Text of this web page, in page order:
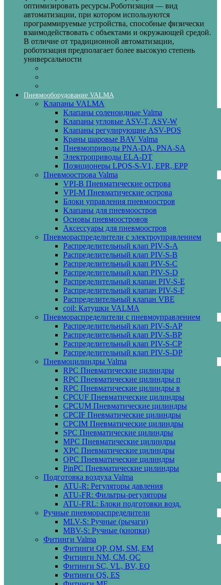
оптимизировать ресурсы.Роботизация — вид
автоматизации, при котором используются
программируемые устройства, способные физически
взаимодействовать с объектами и окружающей средой.
В отличие от традиционной автоматизации,
роботизация предполагает более высокую степень
универсальности
Пневмооборудование VALMA
Клапаны VALMA
Клапаны соленоидные Valma
Клапаны угловые ASV-T, ASV-W
Клапаны регулирующие ASV-POS
Краны шаровые BAV Valma
Пневмоприводы PNA-DA, PNA-SA
Электроприводы ELA-DT
Позиционеры LPOS-S-V1, EPR, EPP
Пневмоострова Valma
VPI-B Пневматические острова
VPI-M Пневматические острова
Блоки управления пневмоостров
Клапаны для пневмоостров
Основы пневмоостровов
Аксессуары для пневмоостров
Пневмораспределители с электроуправлением
Распределительный клап PIV-S-A
Распределительный клап PIV-S-B
Распределительный клап PIV-S-C
Распределительный клап PIV-S-D
Распределительный клапан PIV-S-E
Распределительный клапан PIV-S-F
Распределительный клапан VBE
coil: Катушки VALMA
Пневмораспределители с пневмоуправлением
Распределительный клап PIV-S-AP
Распределительный клап PIV-S-BP
Распределительный клап PIV-S-СP
Распределительный клап PIV-S-DP
Пневмоцилиндры Valma
RPC Пневматические цилиндры
RPC Пневматические цилиндры п
RPC Пневматические цилиндры в
CPCUF Пневматические цилиндры
CPCUM Пневматические цилиндры
CPCIF Пневматические цилиндры
CPCIM Пневматические цилиндры
SPC Пневматические цилиндры
MPC Пневматические цилиндры
XPC Пневматические цилиндры
QPC Пневматические цилиндры
PinPC Пневматические цилиндры
Подготовка воздуха Valma
ATU-R: Регуляторы давления
ATU-FR: Фильтры-регуляторы
ATU-FRL: Блоки подготовки возд.
Ручные пневмораспределители
MLV-S: Ручные (рычаги)
MBV-S: Ручные (кнопки)
Фитинги Valma
Фитинги QP, QM, SM, EM
Фитинги NM, CM, QC
Фитинги SC, VL, BV, EQ
Фитинги QS, ES